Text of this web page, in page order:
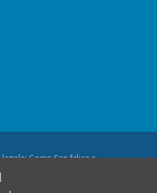
Corso San felice e
– REA: VI-392981 – PIVA: